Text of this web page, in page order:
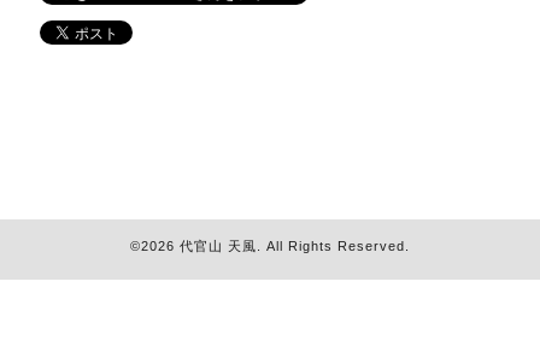
©2026 代官山 天風 . All Rights Reserved.